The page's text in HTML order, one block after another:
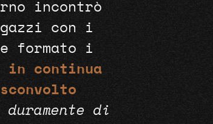
incontrò
con i
formato i
in continua
di